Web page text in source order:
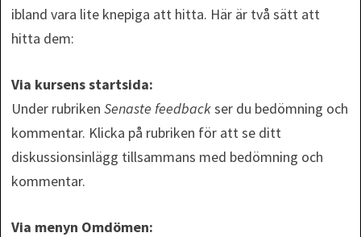
ibland vara lite knepiga att hitta. Här är två sätt att
hitta dem:
Via kursens startsida:
Under rubriken Senaste feedbackser du bedömning och
kommentar. Klicka på rubriken för att se ditt
diskussionsinlägg tillsammans med bedömning och
kommentar.
Via menyn Omdömen: